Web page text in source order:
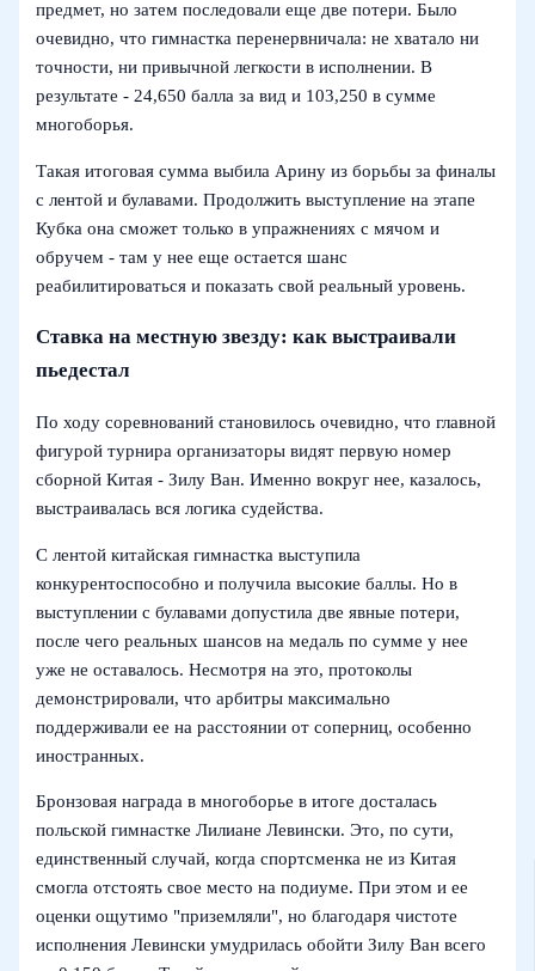
предмет, но затем последовали еще две потери. Было
очевидно, что гимнастка перенервничала: не хватало ни
точности, ни привычной легкости в исполнении. В
результате - 24,650 балла за вид и 103,250 в сумме
многоборья.
Такая итоговая сумма выбила Арину из борьбы за финалы
с лентой и булавами. Продолжить выступление на этапе
Кубка она сможет только в упражнениях с мячом и
обручем - там у нее еще остается шанс
реабилитироваться и показать свой реальный уровень.
Ставка на местную звезду: как выстраивали
пьедестал
По ходу соревнований становилось очевидно, что главной
фигурой турнира организаторы видят первую номер
сборной Китая - Зилу Ван. Именно вокруг нее, казалось,
выстраивалась вся логика судейства.
С лентой китайская гимнастка выступила
конкурентоспособно и получила высокие баллы. Но в
выступлении с булавами допустила две явные потери,
после чего реальных шансов на медаль по сумме у нее
уже не оставалось. Несмотря на это, протоколы
демонстрировали, что арбитры максимально
поддерживали ее на расстоянии от соперниц, особенно
иностранных.
Бронзовая награда в многоборье в итоге досталась
польской гимнастке Лилиане Левински. Это, по сути,
единственный случай, когда спортсменка не из Китая
смогла отстоять свое место на подиуме. При этом и ее
оценки ощутимо "приземляли", но благодаря чистоте
исполнения Левински умудрилась обойти Зилу Ван всего